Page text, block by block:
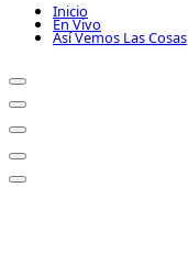
Inicio
En Vivo
Así Vemos Las Cosas